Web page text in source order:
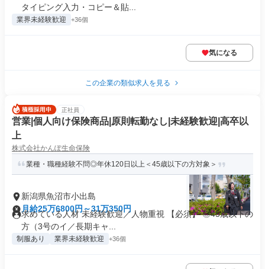
タイピング入力・コピー＆貼...
業界未経験歓迎 +36個
気になる
この企業の類似求人を見る
正社員
営業|個人向け保険商品|原則転勤なし|未経験歓迎|高卒以
上
株式会社かんぽ生命保険
業種・職種経験不問◎年休120日以上＜45歳以下の方対象＞
新潟県魚沼市小出島
月給25万6800円～31万350円
求めている人材 未経験歓迎／人物重視 【必須】 ◎45歳以下の
方（3号のイ／長期キャ...
制服あり 業界未経験歓迎 +36個